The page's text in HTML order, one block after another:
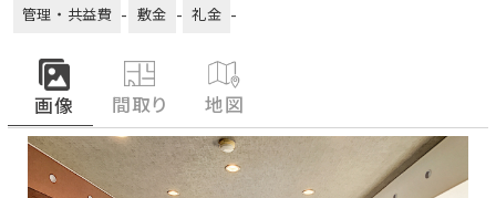
管理・共益費 - 敷金 - 礼金 -
画像 間取り 地図